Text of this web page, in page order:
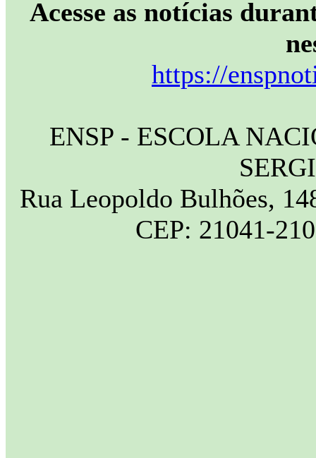
Acesse as notícias
https://
ENSP - ESCOLA
Rua Leopoldo Bulhões,
CEP: 21041-